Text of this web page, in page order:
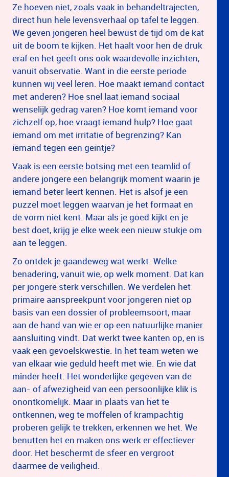
Ze hoeven niet, zoals vaak in behandeltrajecten,
direct hun hele levensverhaal op tafel te leggen.
We geven jongeren heel bewust de tijd om de kat
uit de boom te kijken. Het haalt voor hen de druk
eraf en het geeft ons ook waardevolle inzichten,
vanuit observatie. Want in die eerste periode
kunnen wij veel leren. Hoe maakt iemand contact
met anderen? Hoe snel laat iemand sociaal
wenselijk gedrag varen? Hoe komt iemand voor
zichzelf op, hoe vraagt iemand hulp? Hoe gaat
iemand om met irritatie of begrenzing? Kan
iemand tegen een geintje?
Vaak is een eerste botsing met een teamlid of
andere jongere een belangrijk moment waarin je
iemand beter leert kennen. Het is alsof je een
puzzel moet leggen waarvan je het formaat en
de vorm niet kent. Maar als je goed kijkt en je
best doet, krijg je elke week een nieuw stukje om
aan te leggen.
Zo ontdek je gaandeweg wat werkt. Welke
benadering, vanuit wie, op welk moment. Dat kan
per jongere sterk verschillen. We verdelen het
primaire aanspreekpunt voor jongeren niet op
basis van een dossier of probleemsoort, maar
aan de hand van wie er op een natuurlijke manier
aansluiting vindt. Dat werkt twee kanten op, en is
vaak een gevoelskwestie. In het team weten we
van elkaar wie geduld heeft met wie. En wie dat
minder heeft. Het wonderlijke gegeven van de
aan- of afwezigheid van een persoonlijke klik is
onontkomelijk. Maar in plaats van het te
ontkennen, weg te moffelen of krampachtig
proberen gelijk te trekken, erkennen we het. We
benutten het en maken ons werk er effectiever
door. Het beschermt de sfeer en vergroot
daarmee de veiligheid.